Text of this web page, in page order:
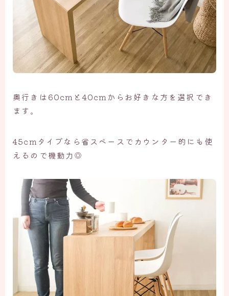
奥行きは60cmと40cmからお好きな方を選択でき
ます。
45cmタイプなら省スペースでカウンター的にも使
えるので機動力◎